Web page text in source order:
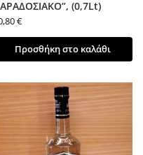
(0,7Lt)
€
Προσθήκη στο καλάθι